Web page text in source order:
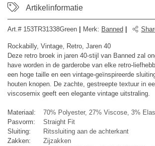
Artikelinformatie
Art.# 153TR31338Green Merk: Banned
Rockabilly, Vintage, Retro, Jaren 40
Deze retro broek in jaren 40-stijl van Banned zal
have worden in de garderobe van elke retro-
een hoge taille en een vintage-geïnspireerde
houten knopen. De zachte, gestreepte textuur in
viscosemix geeft een elegante vintage uitstraling.
Materiaal:
70% Polyester, 27% Viscose, 3%
Pasvorm:
Straight Fit
Sluiting:
Ritssluiting aan de achterkant
Zakken:
Zijzakken